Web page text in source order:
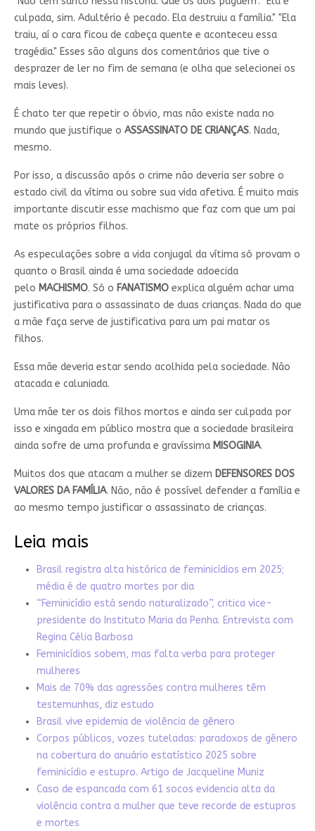
culpada, sim. Adultério é pecado. Ela destruiu a família." "Ela
traiu, aí o cara ficou de cabeça quente e aconteceu essa
tragédia." Esses são alguns dos comentários que tive o
desprazer de ler no fim de semana (e olha que selecionei os
mais leves).
É chato ter que repetir o óbvio, mas não existe nada no
mundo que justifique o ASSASSINATO DE CRIANÇAS. Nada,
mesmo.
Por isso, a discussão após o crime não deveria ser sobre o
estado civil da vítima ou sobre sua vida afetiva. É muito mais
importante discutir esse machismo que faz com que um pai
mate os próprios filhos.
As especulações sobre a vida conjugal da vítima só provam o
quanto o Brasil ainda é uma sociedade adoecida
pelo MACHISMO. Só o FANATISMOexplica alguém achar uma
justificativa para o assassinato de duas crianças. Nada do que
a mãe faça serve de justificativa para um pai matar os
filhos.
Essa mãe deveria estar sendo acolhida pela sociedade. Não
atacada e caluniada.
Uma mãe ter os dois filhos mortos e ainda ser culpada por
isso e xingada em público mostra que a sociedade brasileira
ainda sofre de uma profunda e gravíssima MISOGINIA.
Muitos dos que atacam a mulher se dizem DEFENSORES DOS
VALORES DA FAMÍLIA. Não, não é possível defender a família e
ao mesmo tempo justificar o assassinato de crianças.
Leia mais
Brasil registra alta histórica de feminicídios em 2025;
média é de quatro mortes por dia
“Feminicídio está sendo naturalizado”, critica vice-
presidente do Instituto Maria da Penha. Entrevista com
Regina Célia Barbosa
Feminicídios sobem, mas falta verba para proteger
mulheres
Mais de 70% das agressões contra mulheres têm
testemunhas, diz estudo
Brasil vive epidemia de violência de gênero
Corpos públicos, vozes tuteladas: paradoxos de gênero
na cobertura do anuário estatístico 2025 sobre
feminicídio e estupro. Artigo de Jacqueline Muniz
Caso de espancada com 61 socos evidencia alta da
violência contra a mulher que teve recorde de estupros
e mortes